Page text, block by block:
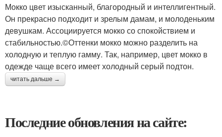
Мокко цвет изысканный, благородный и интеллигентный.
Он прекрасно подходит и зрелым дамам, и молоденьким
девушкам. Ассоциируется мокко со спокойствием и
стабильностью.©Оттенки мокко можно разделить на
холодную и теплую гамму. Так, например, цвет мокко в
одежде чаще всего имеет холодный серый подтон.
читать дальше →
Последние обновления на сайте: